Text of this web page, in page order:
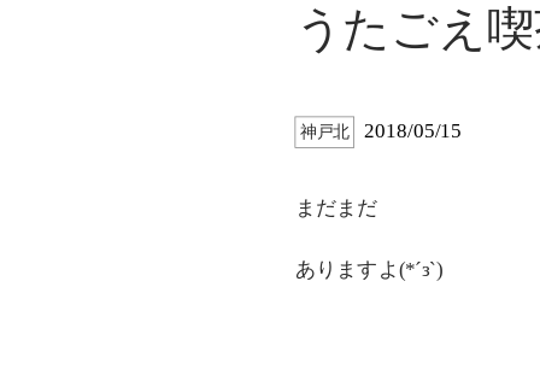
うたごえ
神戸北 2018/05/15
まだまだ
ありますよ(*´з`)